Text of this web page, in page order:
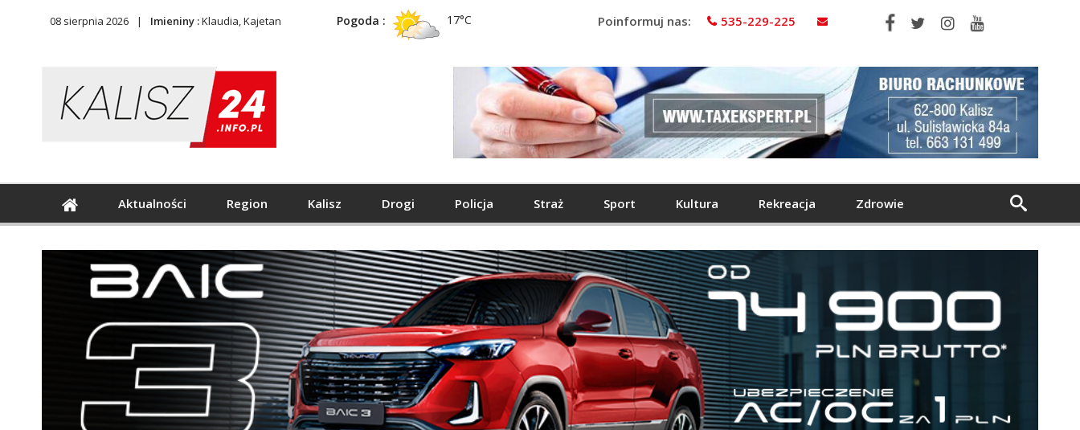
08 sierpnia 2026 Imieniny :Klaudia, Kajetan Pogoda : 17°C Poinformuj nas: 535-229-225
Aktualności Region Kalisz Drogi Policja Straż Sport Kultura Rekreacja Zdrowie